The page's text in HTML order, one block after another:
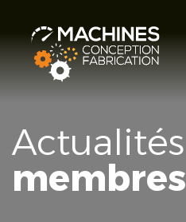
Actualités
membres